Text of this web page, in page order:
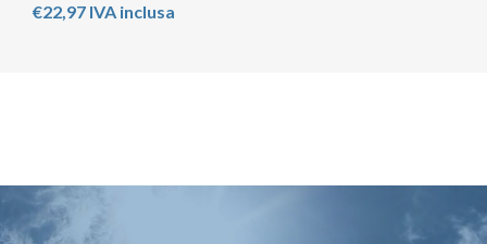
€22,97 IVA inclusa